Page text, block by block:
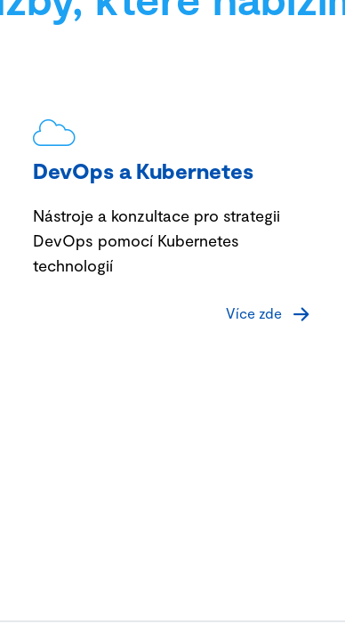
DevOps a Kubernetes
Nástroje a konzultace pro strategii
DevOps pomocí Kubernetes
technologií
Více zde